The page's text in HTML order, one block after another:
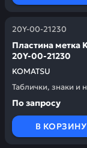
20Y-00-21230
KOMATSU
Пластина метка
20Y-00-21230
Таблички, знаки и
Заказывая
По запросу
В КОРЗИНУ